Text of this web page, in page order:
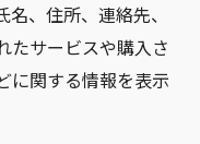
、住所、連絡先、
たサービスや購入さ
に関する情報を表示